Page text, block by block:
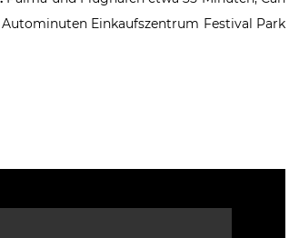
Einkaufszentrum Festival Park